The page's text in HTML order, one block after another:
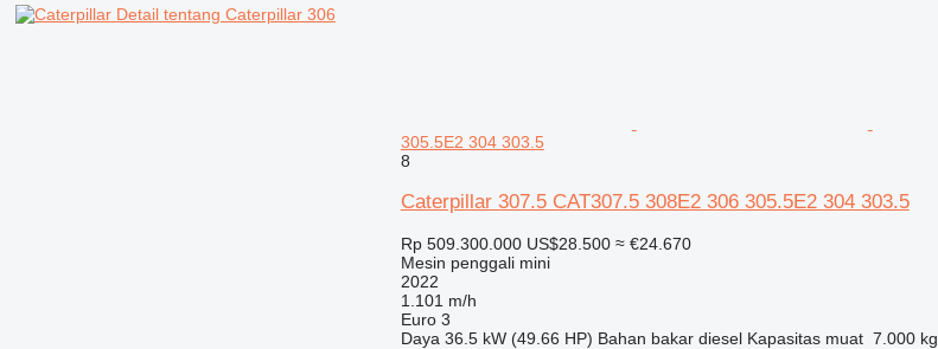
Detail tentang Caterpillar 306
305.5E2 304 303.5
8
Caterpillar 307.5 CAT307.5 308E2 306 305.5E2 304 303.5
Rp 509.300.000 US$28.500 ≈ €24.670
Mesin penggali mini
2022
1.101 m/h
Euro 3
Daya 36.5 kW (49.66 HP) Bahan bakar diesel Kapasitas muat 7.000 kg